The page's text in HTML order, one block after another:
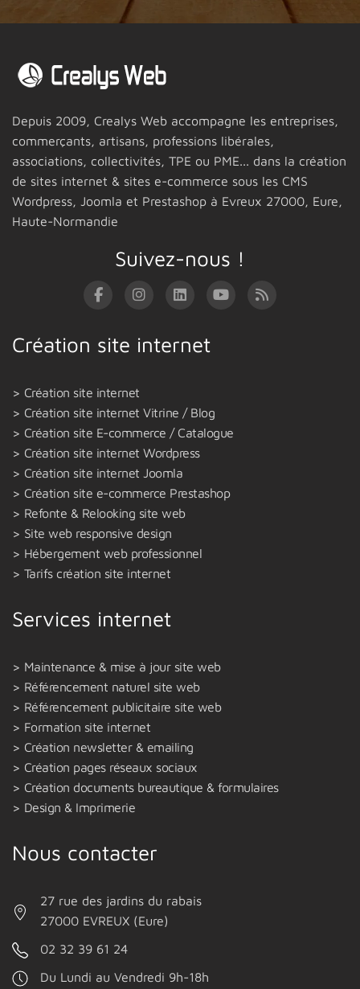
Depuis 2009, Crealys Web accompagne les entreprises,
commerçants, artisans, professions libérales,
associations, collectivités, TPE ou PME... dans la création
de sites internet & sites e-commerce sous les CMS
Wordpress, Joomla et Prestashop à Evreux 27000, Eure,
Haute-Normandie
Suivez-nous !
Création site internet
Création site internet
Création site internet Vitrine / Blog
Création site E-commerce / Catalogue
Création site internet Wordpress
Création site internet Joomla
Création site e-commerce Prestashop
Refonte & Relooking site web
Site web responsive design
Hébergement web professionnel
Tarifs création site internet
Services internet
Maintenance & mise à jour site web
Référencement naturel site web
Référencement publicitaire site web
Formation site internet
Création newsletter & emailing
Création pages réseaux sociaux
Création documents bureautique & formulaires
Design & Imprimerie
Nous contacter
27 rue des jardins du rabais
27000 EVREUX (Eure)
02 32 39 61 24
Du Lundi au Vendredi 9h-18h